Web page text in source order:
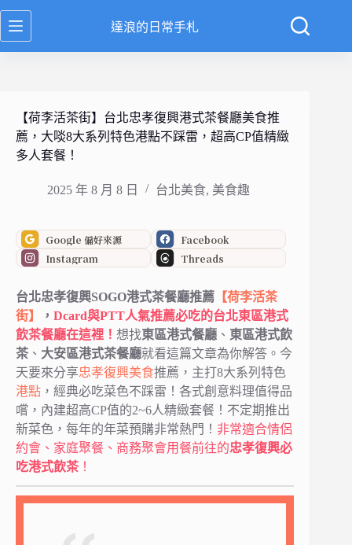
跳
至
達浪的日常手札
【荷李活茶街】台北忠孝復興港式茶餐廳美食推
薦，大啖8大系列特色港點不踩雷，超高CP值精緻
多人套餐！
2025 年 8 月 8 日 台北美食, 美食趣
Google 偏好來源
Facebook
Instagram
Threads
台北忠孝復興SOGO港式茶餐廳推薦 【荷李活茶
街】
， Dcard與PTT人氣推薦必吃的台北東區港式
飲茶餐廳在這裡！ 想找東區港式餐廳 、 東區港式飲
茶 、 大安區港式茶餐廳就看這篇文章為你解答。今
天要來分享忠孝復興美食推薦，主打8大系列特色
港點 ，經典必吃菜色不踩雷！各式創意料理值得品
嚐，內建超高CP值的2~6人精緻套餐！不定期推出
新菜色，每年的年菜預購非常熱門！ 非常適合情侶
約會、家庭聚餐、商務聚會用餐前往的忠孝復興必
吃港式飲茶 ！